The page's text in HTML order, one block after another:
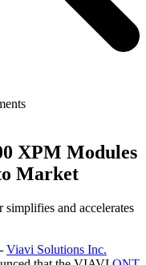
XPM Modules
Market
and accelerates
Viavi Solutions Inc.